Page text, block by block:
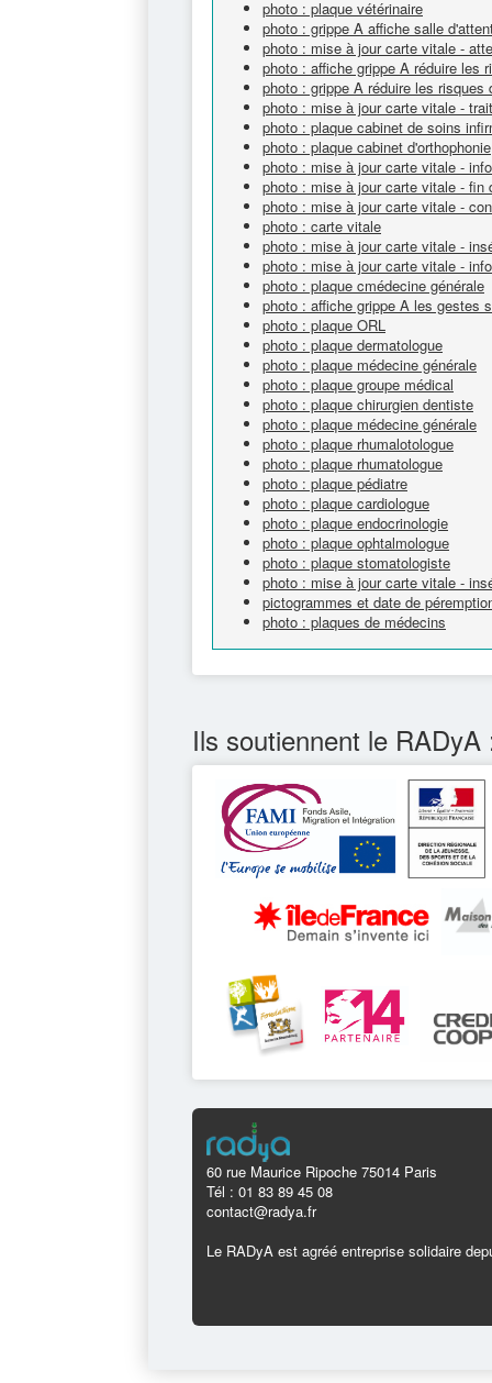
photo : plaque vétérinaire
photo : grippe A affiche salle
photo : mise à jour carte vitale -
photo : affiche grippe A réduire les
photo : grippe A réduire les risques
photo : mise à jour carte vitale -
photo : plaque cabinet de soins
photo : plaque cabinet d'orthophonie
photo : mise à jour carte vitale -
photo : mise à jour carte vitale - fin
photo : mise à jour carte vitale -
photo : carte vitale
photo : mise à jour carte vitale -
photo : mise à jour carte vitale -
photo : plaque cmédecine générale
photo : affiche grippe A les gestes
photo : plaque ORL
photo : plaque dermatologue
photo : plaque médecine générale
photo : plaque groupe médical
photo : plaque chirurgien dentiste
photo : plaque médecine générale
photo : plaque rhumalotologue
photo : plaque rhumatologue
photo : plaque pédiatre
photo : plaque cardiologue
photo : plaque endocrinologie
photo : plaque ophtalmologue
photo : plaque stomatologiste
photo : mise à jour carte vitale -
pictogrammes et date de
photo : plaques de médecins
Ils soutiennent le RADyA
60 rue Maurice Ripoche 75014 Paris
Tél : 01 83 89 45 08
contact@radya.fr
Le RADyA est agréé entreprise solidaire